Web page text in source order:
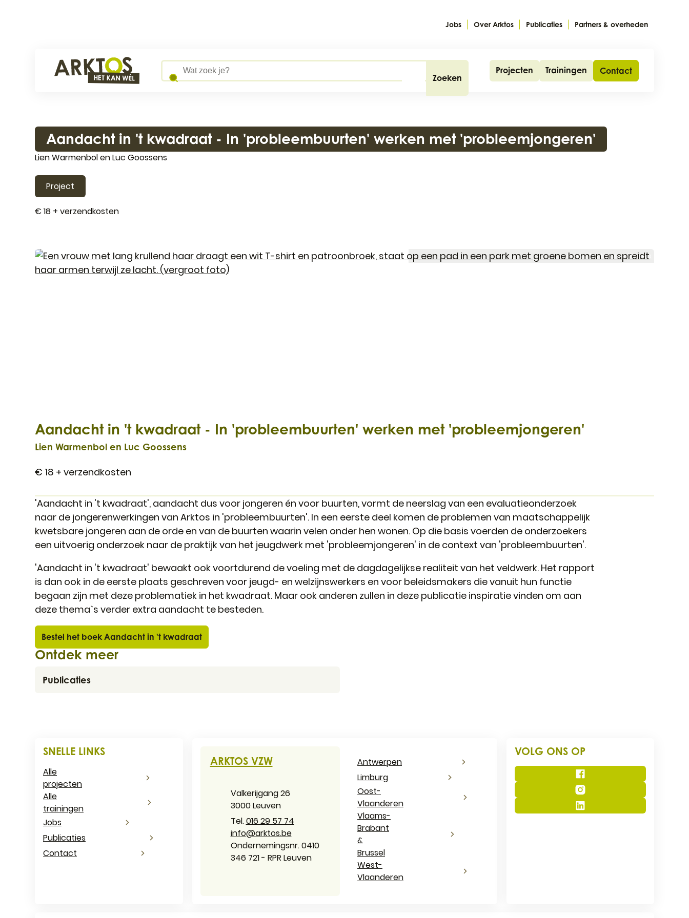
Jobs Over Arktos Publicaties Partners & overheden
Arktos Wat zoek je?
Zoeken
Projecten Trainingen Contact
Aandacht in 't kwadraat - In 'probleembuurten' werken met 'probleemjongeren'
Lien Warmenbol en Luc Goossens
Project
€ 18 + verzendkosten
Polina Tankilevitch|Pexels
Aandacht in 't kwadraat - In 'probleembuurten' werken met 'probleemjongeren'
Lien Warmenbol en Luc Goossens
€ 18 + verzendkosten
'Aandacht in 't kwadraat', aandacht dus voor jongeren én voor buurten, vormt de neerslag van een evaluatieonderzoek
naar de jongerenwerkingen van Arktos in 'probleembuurten'. In een eerste deel komen de problemen van maatschappelijk
kwetsbare jongeren aan de orde en van de buurten waarin velen onder hen wonen. Op die basis voerden de onderzoekers
een uitvoerig onderzoek naar de praktijk van het jeugdwerk met 'probleemjongeren' in de context van 'probleembuurten'.
'Aandacht in 't kwadraat' bewaakt ook voortdurend de voeling met de dagdagelijkse realiteit van het veldwerk. Het rapport
is dan ook in de eerste plaats geschreven voor jeugd- en welzijnswerkers en voor beleidsmakers die vanuit hun functie
begaan zijn met deze problematiek in het kwadraat. Maar ook anderen zullen in deze publicatie inspiratie vinden om aan
deze thema`s verder extra aandacht te besteden.
Bestel het boek Aandacht in 't kwadraat
Ontdek meer
Publicaties
ARKTOS VZW
AdresValkerijgang 26
,3000Leuven
016 29 57 74
E-mailinfo@arktos.be
Ondernemingsnummer
Ondernemingsnr. 0410
346 721 - RPR Leuven
Antwerpen
Limburg
Oost-
Vlaanderen
Vlaams-
Brabant
&
Brussel
West-
Vlaanderen
SNELLE LINKS
Alle
projecten
Alle
trainingen
Jobs
Publicaties
Contact
VOLG ONS OP
Facebook
Instagram
LinkedIn